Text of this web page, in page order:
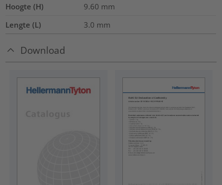
Hoogte (H) 9.60 mm
Lengte (L)
3.0 mm
Download